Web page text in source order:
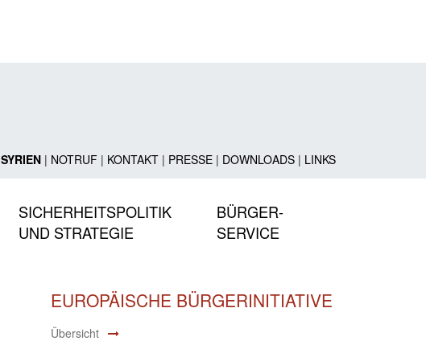
SYRIEN| NOTRUF| KONTAKT| PRESSE| DOWNLOADS| LINKS
SICHERHEITSPOLITIK
UND STRATEGIE
BÜRGER-
SERVICE
EUROPÄISCHE BÜRGERINITIATIVE
Übersicht